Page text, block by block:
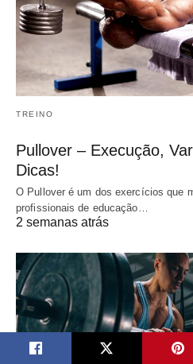
TREINO
Pullover – Execução,
Dicas!
O Pullover é um dos exercícios que
profissionais de educação…
2 semanas atrás